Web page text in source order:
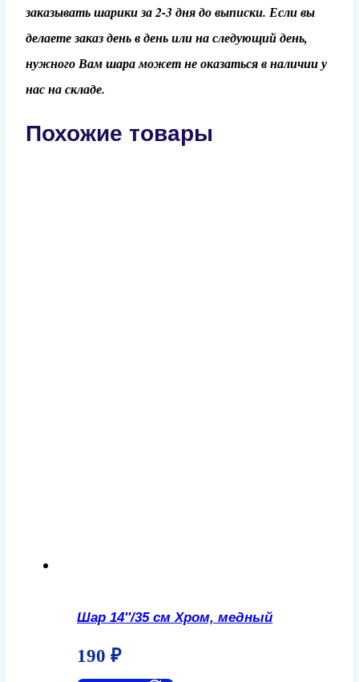
заказывать шарики за 2-3 дня до выписки. Если вы
делаете заказ день в день или на следующий день,
нужного Вам шара может не оказаться в наличии у
нас на складе.
Похожие товары
Шар 14″/35 см Хром, медный
190 ₽